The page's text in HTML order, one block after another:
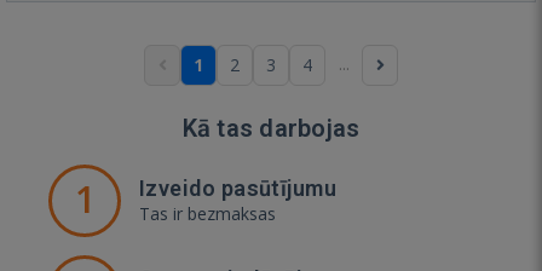
1 2 3 4 ...
Kā tas darbojas
1 Izveido pasūtījumu
Tas ir bezmaksas